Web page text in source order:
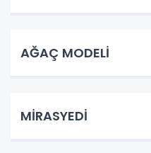
AĞAÇ MODELİ
MİRASYEDİ